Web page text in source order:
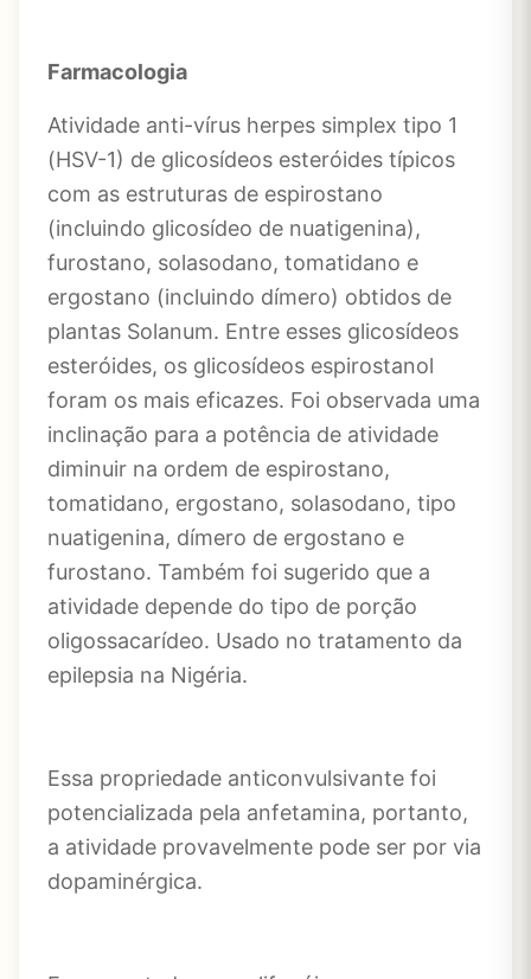
Farmacologia
Atividade anti-vírus herpes simplex tipo 1
(HSV-1) de glicosídeos esteróides típicos
com as estruturas de espirostano
(incluindo glicosídeo de nuatigenina),
furostano, solasodano, tomatidano e
ergostano (incluindo dímero) obtidos de
plantas Solanum. Entre esses glicosídeos
esteróides, os glicosídeos espirostanol
foram os mais eficazes. Foi observada uma
inclinação para a potência de atividade
diminuir na ordem de espirostano,
tomatidano, ergostano, solasodano, tipo
nuatigenina, dímero de ergostano e
furostano. Também foi sugerido que a
atividade depende do tipo de porção
oligossacarídeo. Usado no tratamento da
epilepsia na Nigéria.
Essa propriedade anticonvulsivante foi
potencializada pela anfetamina, portanto,
a atividade provavelmente pode ser por via
dopaminérgica.